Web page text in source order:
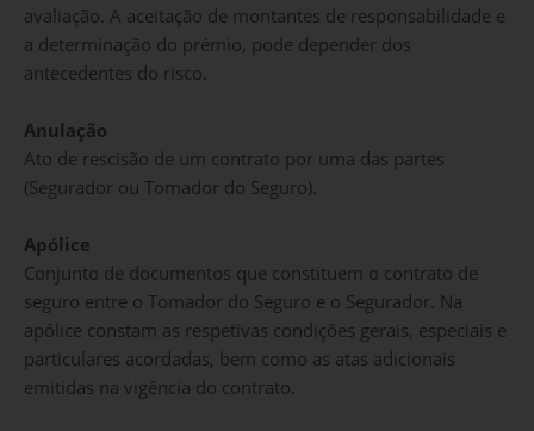
avaliação. A aceitação de montantes de responsabilidade e
a determinação do prémio, pode depender dos
antecedentes do risco.
Anulação
Ato de rescisão de um contrato por uma das partes
(Segurador ou Tomador do Seguro).
Apólice
Conjunto de documentos que constituem o contrato de
seguro entre o Tomador do Seguro e o Segurador. Na
apólice constam as respetivas condições gerais, especiais e
particulares acordadas, bem como as atas adicionais
emitidas na vigência do contrato.